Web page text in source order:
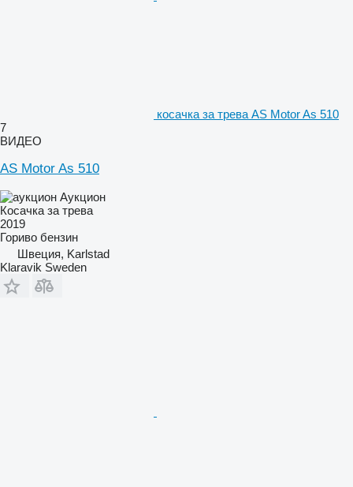
косачка за трева AS Motor As 510
7
ВИДЕО
AS Motor As 510
Аукцион
Косачка за трева
2019
Гориво бензин
Швеция, Karlstad
Klaravik Sweden